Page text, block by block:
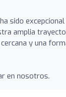
sido
amplia
y una
en nosotros.